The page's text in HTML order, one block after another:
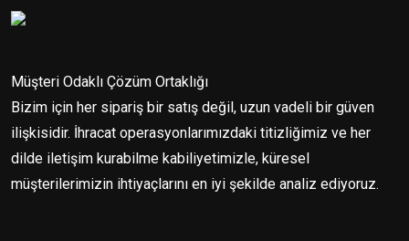
Müşteri Odaklı Çözüm Ortaklığı
Bizim için her sipariş bir satış değil, uzun vadeli bir güven
ilişkisidir. İhracat operasyonlarımızdaki titizliğimiz ve her
dilde iletişim kurabilme kabiliyetimizle, küresel
müşterilerimizin ihtiyaçlarını en iyi şekilde analiz ediyoruz.